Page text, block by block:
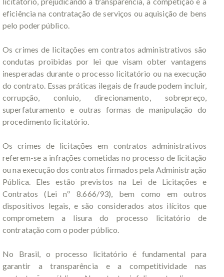
eficiência na contratação de serviços ou aquisição de bens
pelo poder público.
Os crimes de licitações em contratos administrativos são
condutas proibidas por lei que visam obter vantagens
inesperadas durante o processo licitatório ou na execução
do contrato. Essas práticas ilegais de fraude podem incluir,
corrupção, conluio, direcionamento, sobrepreço,
superfaturamento e outras formas de manipulação do
procedimento licitatório.
Os crimes de licitações em contratos administrativos
referem-se a infrações cometidas no processo de licitação
ou na execução dos contratos firmados pela Administração
Pública. Eles estão previstos na Lei de Licitações e
Contratos (Lei nº 8.666/93), bem como em outros
dispositivos legais, e são considerados atos ilícitos que
comprometem a lisura do processo licitatório de
contratação com o poder público.
No Brasil, o processo licitatório é fundamental para
garantir a transparência e a competitividade nas